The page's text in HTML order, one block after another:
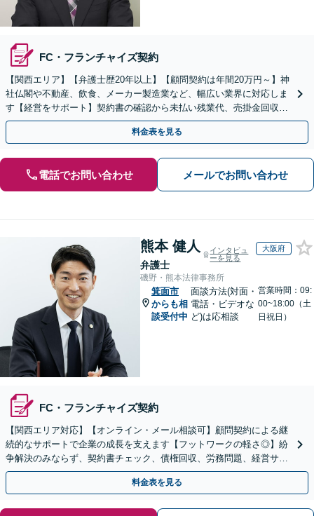
FC・フランチャイズ契約
【関西エリア】【弁護士歴20年以上】【顧問契約は年間20万円～】神
社仏閣や不動産、飲食、メーカー製造業など、幅広い業界に対応しま
す【経営をサポート】契約書の確認から未払い残業代、売掛金回収、
事業承継までお任せください【初回面談無料】
料金表を見る
電話でお問い合わせ メールでお問い合わせ
熊本 健人
弁護士
インタビュ
ーを見る
大阪府
磯野・熊本法律事務所
箕面市
からも相
談受付中
面談方法(対面・
電話・ビデオな
ど)は応相談
営業時間：09:
00~18:00（土
日祝日）
FC・フランチャイズ契約
【関西エリア対応】【オンライン・メール相談可】顧問契約による継
続的なサポートで企業の成長を支えます【フットワークの軽さ◎】紛
争解決のみならず、契約書チェック、債権回収、労務問題、経営サポ
ートを含む予防法務に対応
料金表を見る